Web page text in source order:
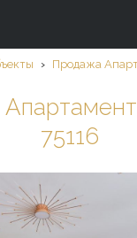
› Продажа
75116